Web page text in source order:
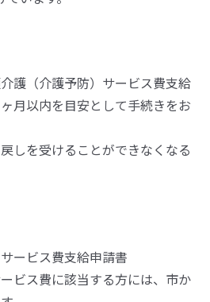
護（介護予防）サービス費支給
月以内を目安として手続きをお
しを受けることができなくなる
ービス費支給申請書
ビス費に該当する方には、市か